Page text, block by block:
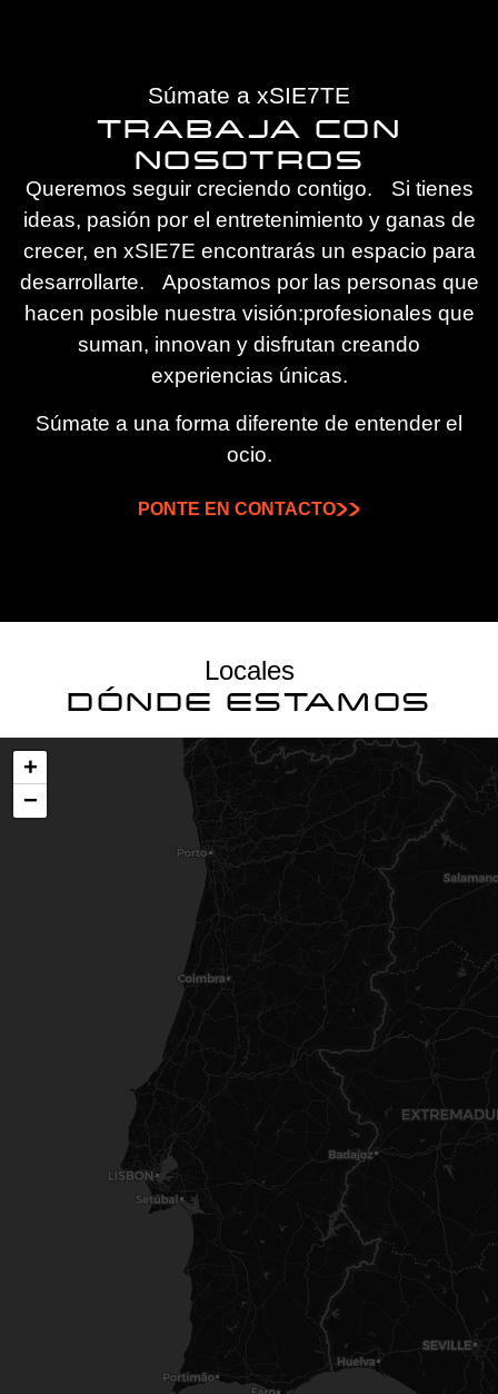
Súmate a xSIE7TE
TRABAJA CON
NOSOTROS
Queremos seguir creciendo contigo. Si tienes
ideas, pasión por el entretenimiento y ganas de
crecer, en xSIE7E encontrarás un espacio para
desarrollarte. Apostamos por las personas que
hacen posible nuestra visión:profesionales que
suman, innovan y disfrutan creando
experiencias únicas.
Súmate a una forma diferente de entender el
ocio.
PONTE EN CONTACTO
Locales
DÓNDE ESTAMOS
+
−